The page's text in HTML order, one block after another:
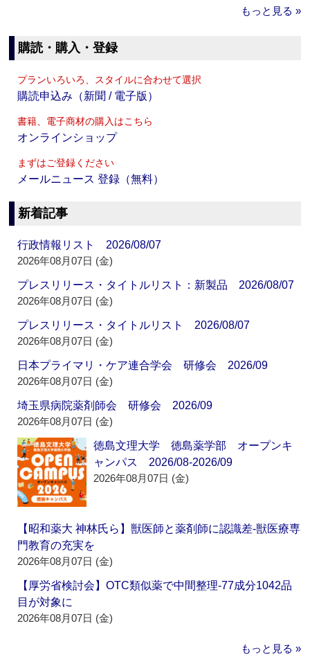
もっと見る »
購読・購入・登録
プランいろいろ、スタイルに合わせて選択
購読申込み（新聞 / 電子版）
書籍、電子商材の購入はこちら
オンラインショップ
まずはご登録ください
メールニュース 登録（無料）
新着記事
行政情報リスト 2026/08/07
2026年08月07日 (金)
プレスリリース・タイトルリスト：新製品 2026/08/07
2026年08月07日 (金)
プレスリリース・タイトルリスト 2026/08/07
2026年08月07日 (金)
日本プライマリ・ケア連合学会 研修会 2026/09
2026年08月07日 (金)
埼玉県病院薬剤師会 研修会 2026/09
2026年08月07日 (金)
徳島文理大学 徳島薬学部 オープンキ
ャンパス 2026/08-2026/09
2026年08月07日 (金)
【昭和薬大 神林氏ら】獣医師と薬剤師に認識差‐獣医療専
門教育の充実を
2026年08月07日 (金)
【厚労省検討会】OTC類似薬で中間整理‐77成分1042品
目が対象に
2026年08月07日 (金)
もっと見る »